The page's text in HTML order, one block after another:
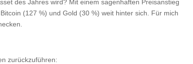
des Jahres wird? Mit einem sagenhaften Preisanstieg
(127 %) und Gold (30 %) weit hinter sich. Für mich
zurückzuführen: